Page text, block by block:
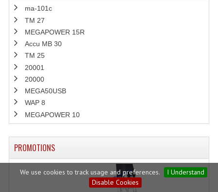
We use cookies to track usage and preferences.
I Understand
Disable Cookies
ma-101c
TM 27
MEGAPOWER 15R
Accu MB 30
TM 25
20001
20000
MEGA50USB
WAP 8
MEGAPOWER 10
PROMOTIONS